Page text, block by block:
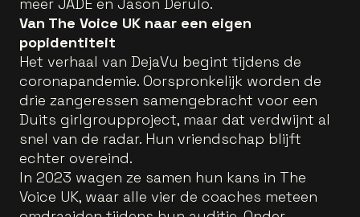
Van The Voice UK naar een eigen
popidentiteit
Het verhaal van DejaVu begint tijdens de
coronapandemie. Oorspronkelijk worden de
drie zangeressen samengebracht voor een
Duits girlgroupproject, maar dat verdwijnt al
snel van de radar. Hun vriendschap blijft
echter overeind.
In 2023 wagen ze samen hun kans in The
Voice UK, waar alle vier de coaches meteen